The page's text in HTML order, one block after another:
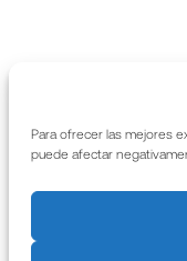
Para ofrecer las mejores
puede afectar